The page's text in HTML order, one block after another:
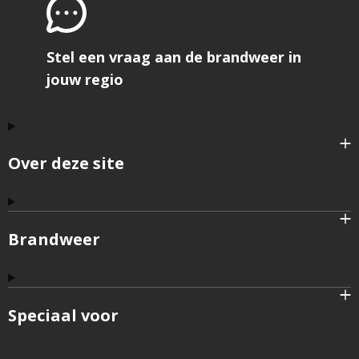
Over deze site
Brandweer
Speciaal voor
Stel een vraag aan de brandweer in
jouw regio